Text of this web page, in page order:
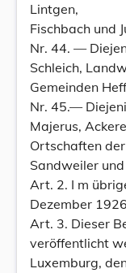
Lintgen,
Fischbach und
Nr. 44. —
Schleich,
Gemeinden
Nr. 45.—
Majerus,
Ortschaften
Sandweiler
Art. 2. I m
Dezember
Art. 3. Dieser
veröffentlicht
Luxemburg,